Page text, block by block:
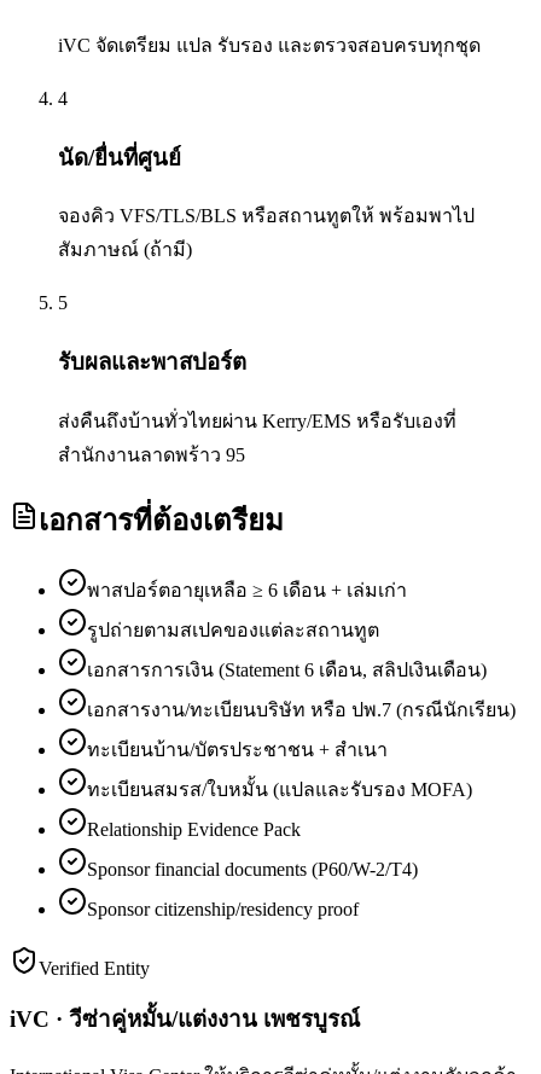
iVC จัดเตรียม แปล รับรอง และตรวจสอบครบทุกชุด
4
นัด/ยื่นที่ศูนย์
จองคิว VFS/TLS/BLS หรือสถานทูตให้ พร้อมพาไป
สัมภาษณ์ (ถ้ามี)
5
รับผลและพาสปอร์ต
ส่งคืนถึงบ้านทั่วไทยผ่าน Kerry/EMS หรือรับเองที่
สำนักงานลาดพร้าว 95
เอกสารที่ต้องเตรียม
พาสปอร์ตอายุเหลือ ≥ 6 เดือน + เล่มเก่า
รูปถ่ายตามสเปคของแต่ละสถานทูต
เอกสารการเงิน (Statement 6 เดือน, สลิปเงินเดือน)
เอกสารงาน/ทะเบียนบริษัท หรือ ปพ.7 (กรณีนักเรียน)
ทะเบียนบ้าน/บัตรประชาชน + สำเนา
ทะเบียนสมรส/ใบหมั้น (แปลและรับรอง MOFA)
Relationship Evidence Pack
Sponsor financial documents (P60/W-2/T4)
Sponsor citizenship/residency proof
Verified Entity
iVC · วีซ่าคู่หมั้น/แต่งงาน เพชรบูรณ์